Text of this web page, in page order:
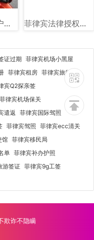
华商签证给客户送件图 菲律宾法律授权社会福利和发展部（DSWD）图文讲解
证过期 菲律宾机场小黑屋
菲律宾租房 菲律宾旅行社
宾Q2探亲签
菲律宾机场保关
遣返
菲律宾国际驾照
菲律宾驾照 菲律宾ecc清关
馆 菲律宾移民局
单 菲律宾补办护照
游签证 菲律宾9g工签
欺诈不隐瞒